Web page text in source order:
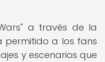
a través de la
permitido a los fans
y escenarios que